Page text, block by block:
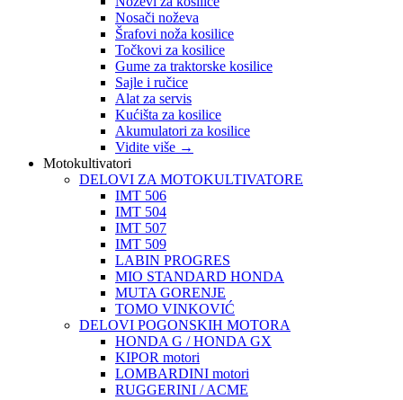
Nosači noževa
Šrafovi noža kosilice
Točkovi za kosilice
Gume za traktorske kosilice
Sajle i ručice
Alat za servis
Kućišta za kosilice
Akumulatori za kosilice
Vidite više →
Motokultivatori
DELOVI ZA MOTOKULTIVATORE
IMT 506
IMT 504
IMT 507
IMT 509
LABIN PROGRES
MIO STANDARD HONDA
MUTA GORENJE
TOMO VINKOVIĆ
DELOVI POGONSKIH MOTORA
HONDA G / HONDA GX
KIPOR motori
LOMBARDINI motori
RUGGERINI / ACME